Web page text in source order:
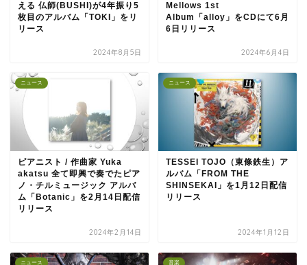
える 仏師(BUSHI)が4年振り5
枚目のアルバム「TOKI」をリ
リース
2024年8月5日
Mellows 1st
Album「alloy」をCDにて6月
6日リリース
2024年6月4日
ニュース
ピアニスト / 作曲家 Yuka
akatsu 全て即興で奏でたピア
ノ・チルミュージック アルバ
ム「Botanic」を2月14日配信
リリース
2024年2月14日
ニュース
TESSEI TOJO（東條鉄生）ア
ルバム「FROM THE
SHINSEKAI」を1月12日配信
リリース
2024年1月12日
ニュース 音楽